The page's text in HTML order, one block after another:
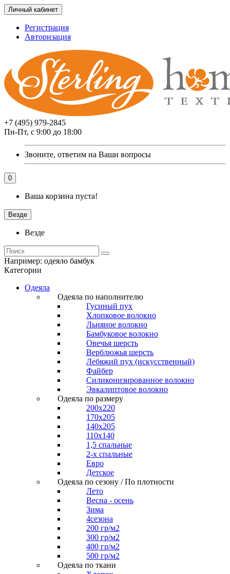
Личный кабинет
Регистрация
Авторизация
+7 (495) 979-2845
Пн-Пт, с 9:00 до 18:00
Звоните, ответим на Ваши вопросы
0
Ваша корзина пуста!
Везде
Везде
Например: одеяло бамбук
Категории
Одеяла
Одеяла по наполнителю
Гусиный пух
Хлопковое волокно
Льняное волокно
Бамбуковое волокно
Овечья шерсть
Верблюжья шерсть
Лебяжий пух (искусственный)
Файбер
Силиконизированное волокно
Эвкалиптовое волокно
Одеяла по размеру
200x220
170x205
140x205
110x140
1,5 спальные
2-х спальные
Евро
Детское
Одеяла по сезону / По плотности
Лето
Весна - осень
Зима
4сезона
200 гр/м2
300 гр/м2
400 гр/м2
500 гр/м2
Одеяла по ткани